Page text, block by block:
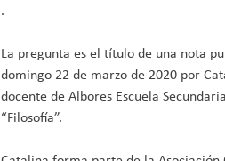
.
La pregunta es el título de una nota
domingo 22 de marzo de 2020 por
docente de Albores Escuela
“Filosofía”.